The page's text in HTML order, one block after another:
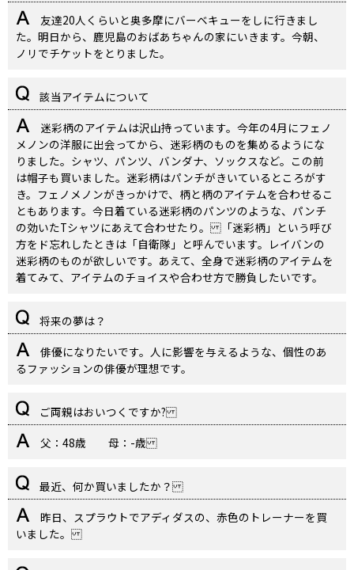
友達20人くらいと奥多摩にバーベキューをしに行きまし
た。明日から、鹿児島のおばあちゃんの家にいきます。今朝、
ノリでチケットをとりました。
該当アイテムについて
迷彩柄のアイテムは沢山持っています。今年の4月にフェノ
メノンの洋服に出会ってから、迷彩柄のものを集めるようにな
りました。シャツ、パンツ、バンダナ、ソックスなど。この前
は帽子も買いました。迷彩柄はパンチがきいているところがす
き。フェノメノンがきっかけで、柄と柄のアイテムを合わせるこ
ともあります。今日着ている迷彩柄のパンツのような、パンチ
の効いたTシャツにあえて合わせたり。 「迷彩柄」という呼び
方をド忘れしたときは「自衛隊」と呼んでいます。レイバンの
迷彩柄のものが欲しいです。あえて、全身で迷彩柄のアイテムを
着てみて、アイテムのチョイスや合わせ方で勝負したいです。
将来の夢は？
俳優になりたいです。人に影響を与えるような、個性のあ
るファッションの俳優が理想です。
ご両親はおいつくですか?
父：48歳 母：-歳
最近、何か買いましたか？
昨日、スプラウトでアディダスの、赤色のトレーナーを買
いました。